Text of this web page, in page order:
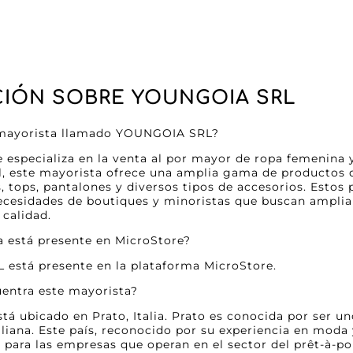
SOBRE YOUNGOIA SRL
llamado YOUNGOIA SRL?
especializa en la venta al por mayor de ropa
este mayorista ofrece una amplia gama de productos
tops, pantalones y diversos tipos de accesorios. Estos
de boutiques y minoristas que buscan
está presente en MicroStore?
está presente en la plataforma MicroStore.
este mayorista?
ubicado en Prato, Italia. Prato es conocida por ser
Este país, reconocido por su experiencia en
las empresas que operan en el sector del prêt-à-